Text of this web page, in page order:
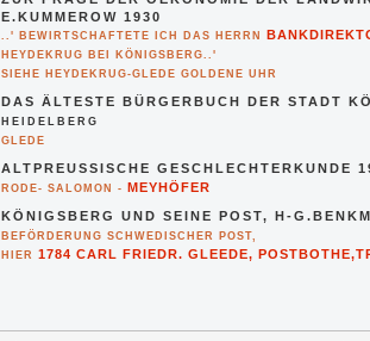
E.KUMMEROW 1930
..' BEWIRTSCHAFTETE ICH DAS HERRN
HEYDEKRUG BEI KÖNIGSBERG..'
SIEHE HEYDEKRUG-GLEDE GOLDENE UHR
DAS ÄLTESTE BÜRGERBUCH DER STADT
HEIDELBERG
GLEDE
ALTPREUSSISCHE GESCHLECHTERKUNDE
RODE- SALOMON - MEYHÖFER
KÖNIGSBERG UND SEINE POST, H-
BEFÖRDERUNG SCHWEDISCHER POST,
HIER 1784 CARL FRIEDR. GLEEDE,